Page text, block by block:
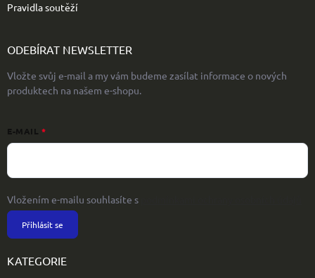
Pravidla soutěží
ODEBÍRAT NEWSLETTER
Vložte svůj e-mail a my vám budeme zasílat informace o nových
produktech na našem e-shopu.
E-MAIL
Vložením e-mailu souhlasíte s
Přihlásit se
KATEGORIE